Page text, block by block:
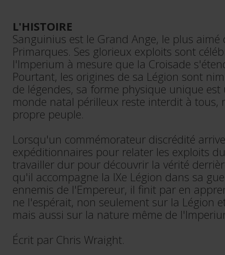
L'HISTOIRE
Sanguinius est le Grand Ange, le plus aimé
Primarques. Ses glorieux exploits sont
l'Imperium à mesure que la Croisade
Pourtant, les origines de sa Légion sont
de légendes, sa forme physique unique
monde natal périlleux reste interdit à tous,
propre peuple.
Lorsqu'un commémorateur discrédité
expéditionnaires pour relater les exploits
travailler dur pour découvrir la vérité
qu'il accompagne la IXe Légion dans sa
ennemis de l'Empereur, il finit par en
ne l'espérait, non seulement sur la Légion
mais aussi sur la nature même de
Écrit par Chris Wraight.